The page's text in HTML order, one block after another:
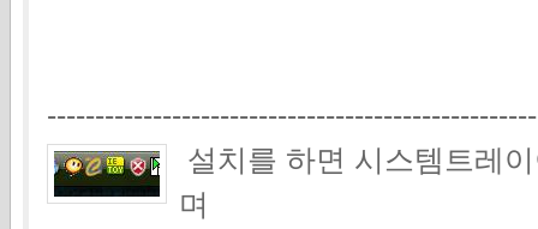
설치를 하면 시스템트레
며